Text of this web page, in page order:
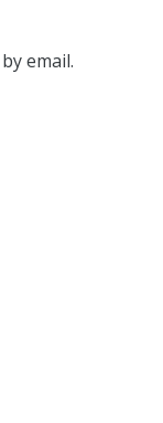
email.